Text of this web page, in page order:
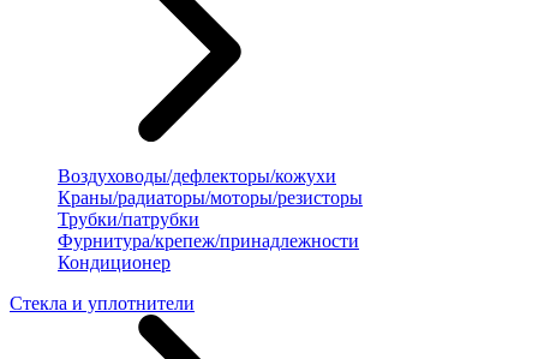
Воздуховоды/дефлекторы/кожухи
Краны/радиаторы/моторы/резисторы
Трубки/патрубки
Фурнитура/крепеж/принадлежности
Кондиционер
Стекла и уплотнители